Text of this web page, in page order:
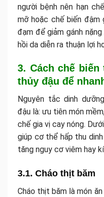
người bệnh nên hạn
mỡ hoặc chế biến đậm
đạm để giảm gánh
hồi da diễn ra thuận lợi
3. Cách chế
thủy đậu để
Nguyên tắc dinh
đậu là: ưu tiên món
chế gia vị cay nóng.
giúp cơ thể hấp thu
tăng nguy cơ viêm hay
3.1. Cháo thịt băm
Cháo thịt băm là món